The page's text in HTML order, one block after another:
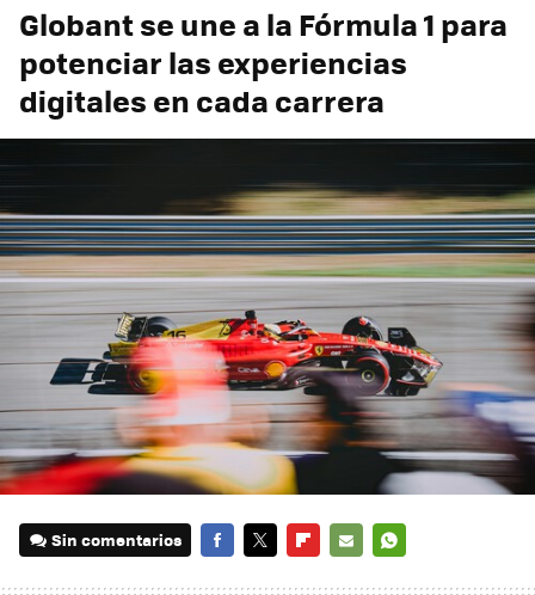
Globant se une a la Fórmula 1 para
potenciar las experiencias
digitales en cada carrera
Sin comentarios